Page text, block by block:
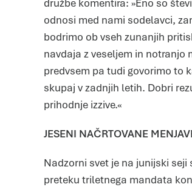
odnosi med nami sodelavci,
bodrimo ob vseh zunanjih
navdaja z veseljem in notranjo
predvsem pa tudi govorimo to
skupaj v zadnjih letih. Dobri
prihodnje izzive.«
JESENI NAČRTOVANE
Nadzorni svet je na junijski
preteku triletnega mandata